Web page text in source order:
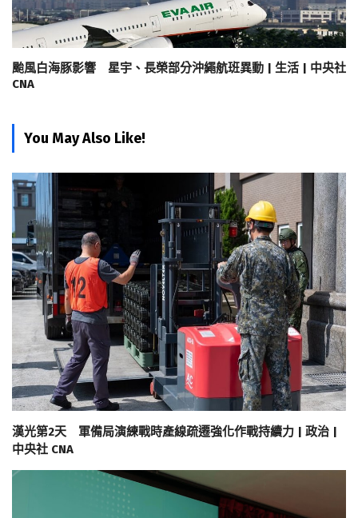
颱風白海豚影響 星宇、長榮部分沖繩航班異動 | 生活 | 中央社
CNA
You May Also Like!
漢光第2天 軍備局演練戰時產線疏遷強化作戰持續力 | 政治 |
中央社 CNA